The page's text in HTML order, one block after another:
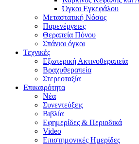
Όγκοι Εγκεφάλου
Μεταστατική Νόσος
Παρενέργειες
Θεραπεία Πόνου
Σπάνιοι όγκοι
Τεχνικές
Εξωτερική Ακτινοθεραπεία
Βραχυθεραπεία
Στερεοταξία
Επικαιρότητα
Νέα
Συνεντεύξεις
Βιβλία
Εφημερίδες & Περιοδικά
Video
Επιστημονικές Ημερίδες